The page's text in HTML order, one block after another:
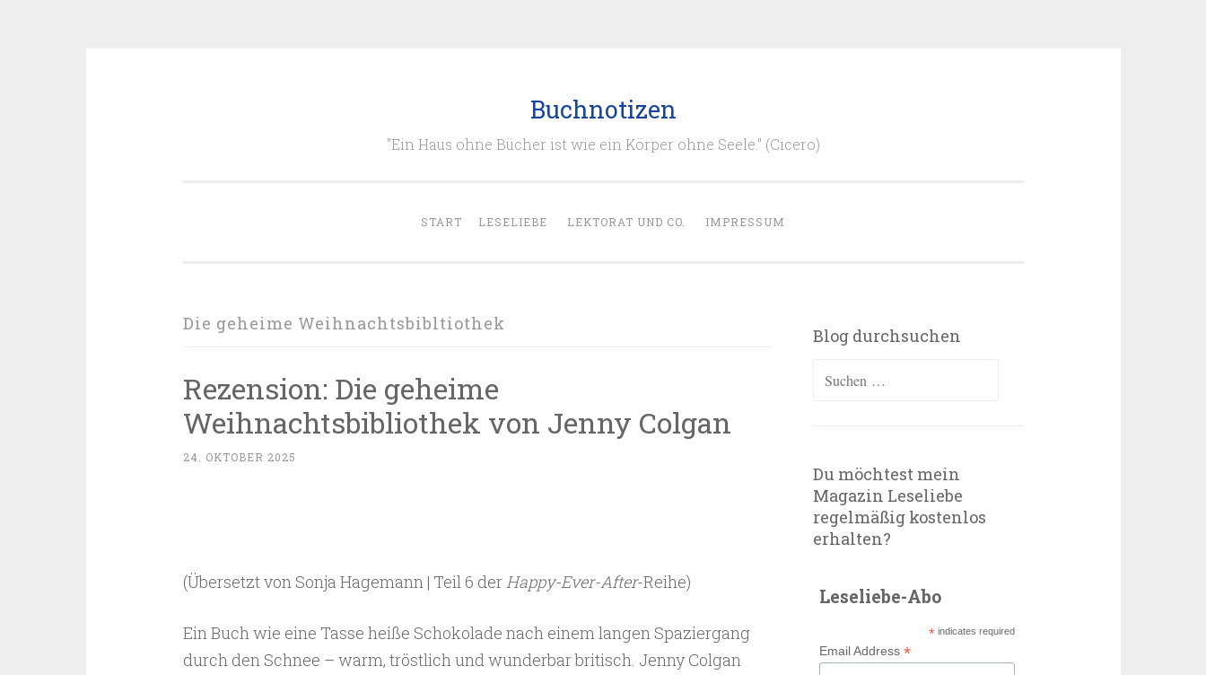
Buchnotizen
"Ein Haus ohne Bücher ist wie ein Körper ohne Seele." (Cicero)
START LESELIEBE LEKTORAT UND CO. IMPRESSUM
Die geheime Weihnachtsbibltiothek
Rezension: Die geheime
Weihnachtsbibliothek von Jenny Colgan
24. OKTOBER 2025
(Übersetzt von Sonja Hagemann | Teil 6 derHappy-Ever-After-Reihe)
Ein Buch wie eine Tasse heiße Schokolade nach einem langen Spaziergang
durch den Schnee – warm, tröstlich und wunderbar britisch. Jenny Colgan
Blog durchsuchen
Suchen
Du möchtest mein
Magazin Leseliebe
regelmäßig kostenlos
erhalten?
Leseliebe-Abo
* indicates required
Email Address*